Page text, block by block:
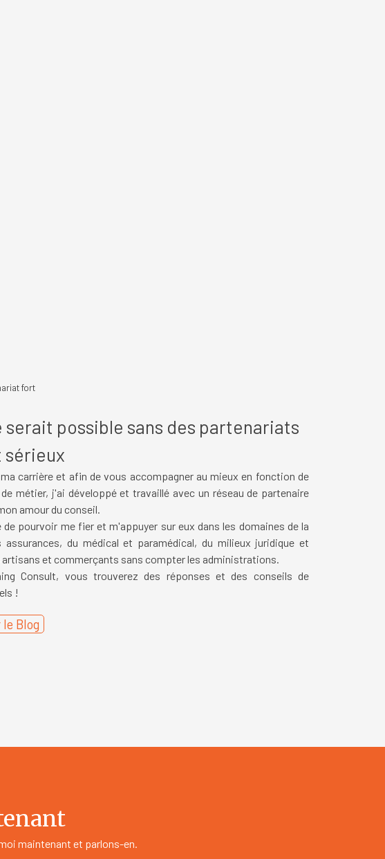
fort
serait possible sans des partenariats
carrière et afin de vous accompagner au mieux en fonction de
métier, j'ai développé ettravaillé avecun réseau de partenaire
amour du conseil.
de pourvoir me fier et m'appuyer sur eux dans les domaines de la
assurances, du médical et paramédical, du milieux juridique et
artisans et commerçants sans compter les administrations.
Consult, vous trouverez des réponses et des conseils de
!
Blog
maintenant et parlons-en.